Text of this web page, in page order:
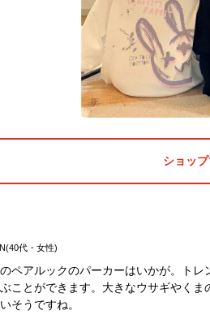
ショッ
代・女性)
ペアルックのパーカーはいかが。ト
ことができます。大きなウサギやく
そうですね。